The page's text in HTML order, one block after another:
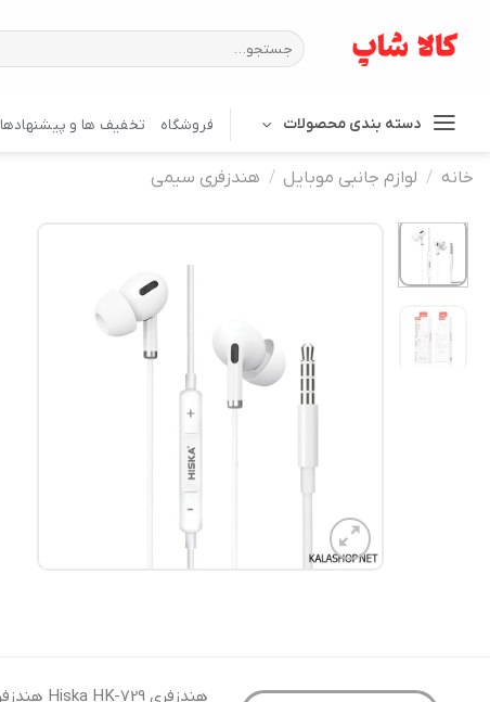
جستجو
برای:
دسته بندی محصولات فروشگاه تخفیف ها و پیشنهادها
خانه / لوازم جانبی موبایل / هندزفری سیمی